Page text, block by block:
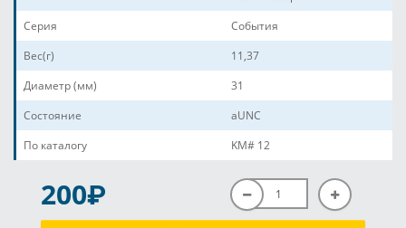
Серия
События
Вес(г)
11,37
Диаметр (мм)
31
Состояние
aUNC
По каталогу
KM# 12
200P